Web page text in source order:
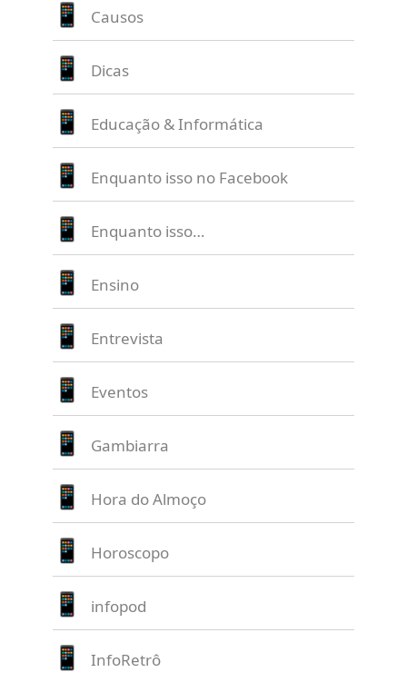
Causos
Dicas
Educação & Informática
Enquanto isso no Facebook
Enquanto isso…
Ensino
Entrevista
Eventos
Gambiarra
Hora do Almoço
Horoscopo
infopod
InfoRetrô